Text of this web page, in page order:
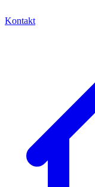
Kontakt